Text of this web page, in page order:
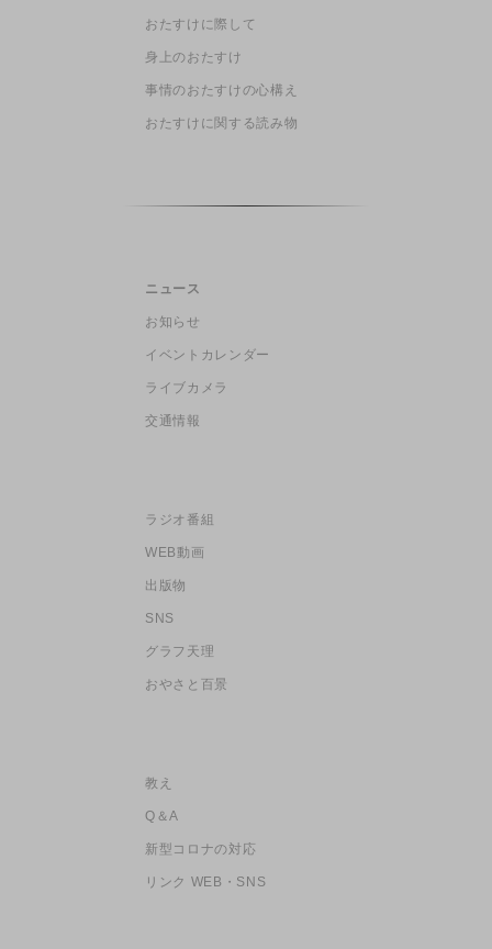
おたすけに際して
身上のおたすけ
事情のおたすけの心構え
おたすけに関する読み物
ニュース
お知らせ
イベントカレンダー
ライブカメラ
交通情報
ラジオ番組
WEB動画
出版物
SNS
グラフ天理
おやさと百景
教え
Q＆A
新型コロナの対応
リンク WEB・SNS